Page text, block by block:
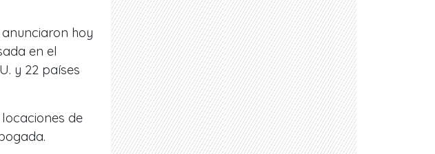
anunciaron hoy
en el
y 22 países
de